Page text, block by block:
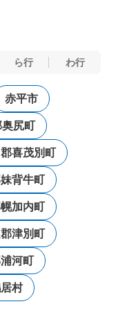
ら行 わ行
赤平市
尻町
喜茂別町
背牛町
加内町
津別町
河町
村